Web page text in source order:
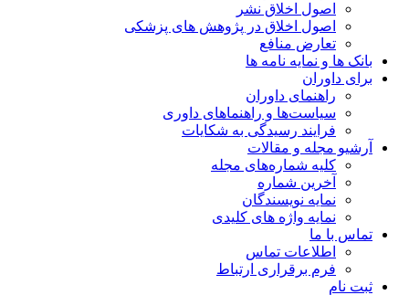
اصول اخلاق نشر
اصول اخلاق در پژوهش های پزشکی
تعارض منافع
بانک ها و نمایه نامه ها
برای داوران
راهنمای داوران
سیاست‌ها و راهنماهای داوری
فرایند رسیدگی به شکایات
آرشیو مجله و مقالات
کلیه شماره‌های مجله
آخرین شماره
نمایه نویسندگان
نمایه واژه های کلیدی
تماس با ما
اطلاعات تماس
فرم برقراری ارتباط
ثبت نام